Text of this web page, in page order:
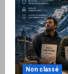
Non classé